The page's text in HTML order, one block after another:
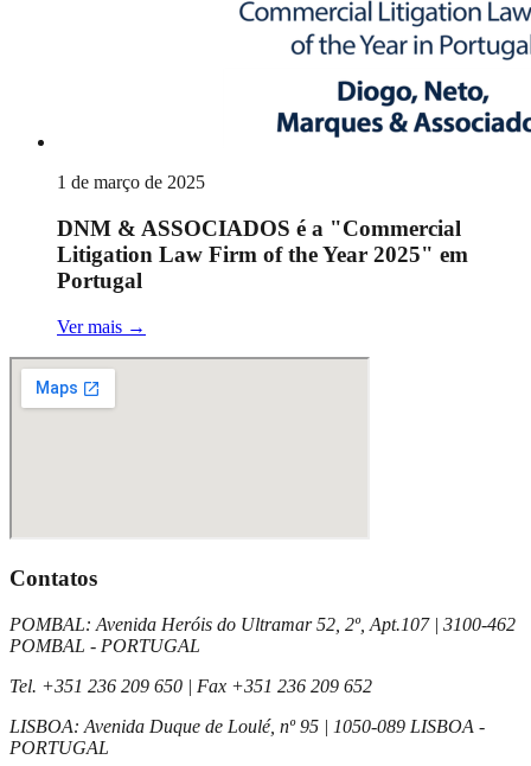
1 de março de 2025
DNM & ASSOCIADOS é a "Commercial
Litigation Law Firm of the Year 2025" em
Portugal
Ver mais →
Contatos
POMBAL: Avenida Heróis do Ultramar 52, 2º, Apt.107| 3100-462
POMBAL - PORTUGAL
Tel. +351 236 209 650 | Fax +351 236 209 652
LISBOA: Avenida Duque de Loulé, nº 95 | 1050-089 LISBOA -
PORTUGAL